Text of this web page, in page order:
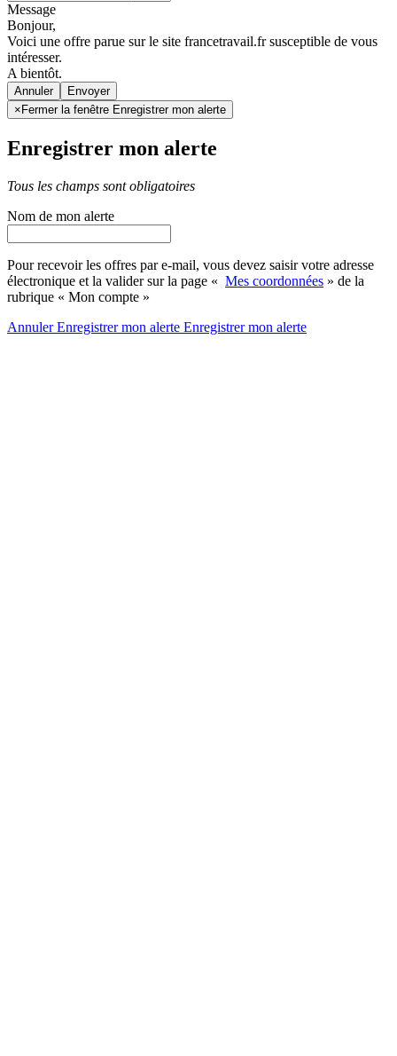
Message
Bonjour,
Voici une offre parue sur le site francetravail.fr susceptible de vous
intéresser.
A bientôt.
Annuler
× Fermer la fenêtre Enregistrer mon alerte
Enregistrer mon alerte
Tous les champs sont obligatoires
Nom de mon alerte
Pour recevoir les offres par e-mail, vous devez saisir votre adresse
électronique et la valider sur la page « Mes coordonnées » de la
rubrique « Mon compte »
AnnulerEnregistrer mon alerte Enregistrermon alerte